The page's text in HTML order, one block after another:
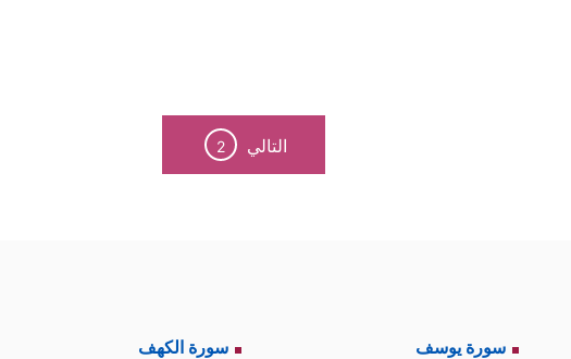
التالي 2
سورة يوسف سورة الكهف